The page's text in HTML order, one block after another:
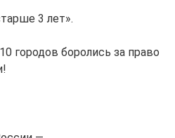
3 лет».
городов боролись за право